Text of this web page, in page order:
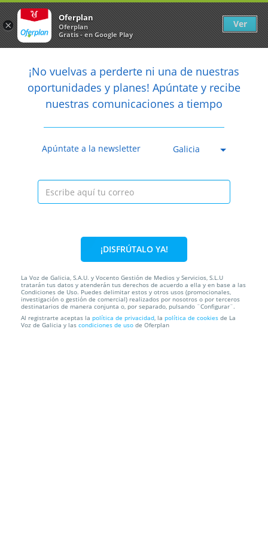

Caducada
35% 38,50€ 24,95€
Entradas Los Cafres. Santiago. Miércoles 10 de
junio ¡Oferta...
Sala Capitol Santiago
arrow_back Newsletter
¡No vuelvas a perderte ni una de nuestras
oportunidades y planes! Apúntate y recibe
nuestras comunicaciones a tiempo
Apúntate a la newsletter Galicia
¡DISFRÚTALO YA!
La Voz de Galicia, S.A.U. y Vocento Gestión de Medios y Servicios, S.L.U
tratarán tus datos y atenderán tus derechos de acuerdo a ella y en base a las
Condiciones de Uso. Puedes delimitar estos y otros usos (promocionales,
investigación o gestión de comercial) realizados por nosotros o por terceros
destinatarios de manera conjunta o, por separado, pulsando ¨Configurar¨.
Al registrarte aceptas la política de privacidad, la política de cookies de La
Voz de Galicia y las condiciones de uso de Oferplan
×
Oferplan
Oferplan
Gratis - en Google Play
Ver